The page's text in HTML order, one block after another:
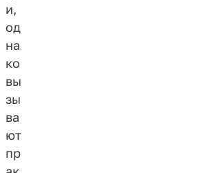
и,
од
на
ко
вы
зы
ва
ют
пр